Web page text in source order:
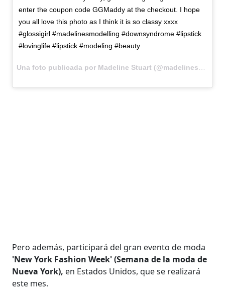
enter the coupon code GGMaddy at the checkout. I hope
you all love this photo as I think it is so classy xxxx
#glossigirl #madelinesmodelling #downsyndrome #lipstick
#lovinglife #lipstick #modeling #beauty
Pero además, participará del gran evento de moda
'New York Fashion Week' (Semana de la moda de
Nueva York), en Estados Unidos, que se realizará
este mes.